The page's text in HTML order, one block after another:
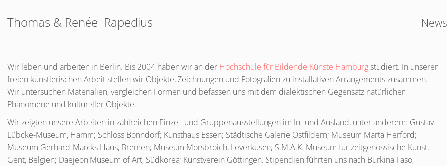
Thomas & Renée ­ Rapedius News
Wir leben und arbeiten in Berlin. Bis 2004 haben wir an der Hochschule für Bildende Künste Hamburgstudiert. In unserer
freien künstlerischen Arbeit stellen wir Objekte, Zeichnungen und Fotografien zu installativen Arrangements zusammen.
Wir untersuchen Materialien, vergleichen Formen und befassen uns mit dem dialektischen Gegensatz natürlicher
Phänomene und kultureller Objekte.
Wir zeigten unsere Arbeiten in zahlreichen Einzel- und Gruppenausstellungen im In- und Ausland, unter anderem: Gustav-
Lübcke-Museum, Hamm; Schloss Bonndorf; Kunsthaus Essen; Städtische Galerie Ostfildern; Museum Marta Herford;
Museum Gerhard-Marcks Haus, Bremen; Museum Morsbroich, Leverkusen; S.M.A.K. Museum für zeitgenössische Kunst,
Gent, Belgien; Daejeon Museum of Art, Südkorea; Kunstverein Göttingen. Stipendien führten uns nach Burkina Faso,